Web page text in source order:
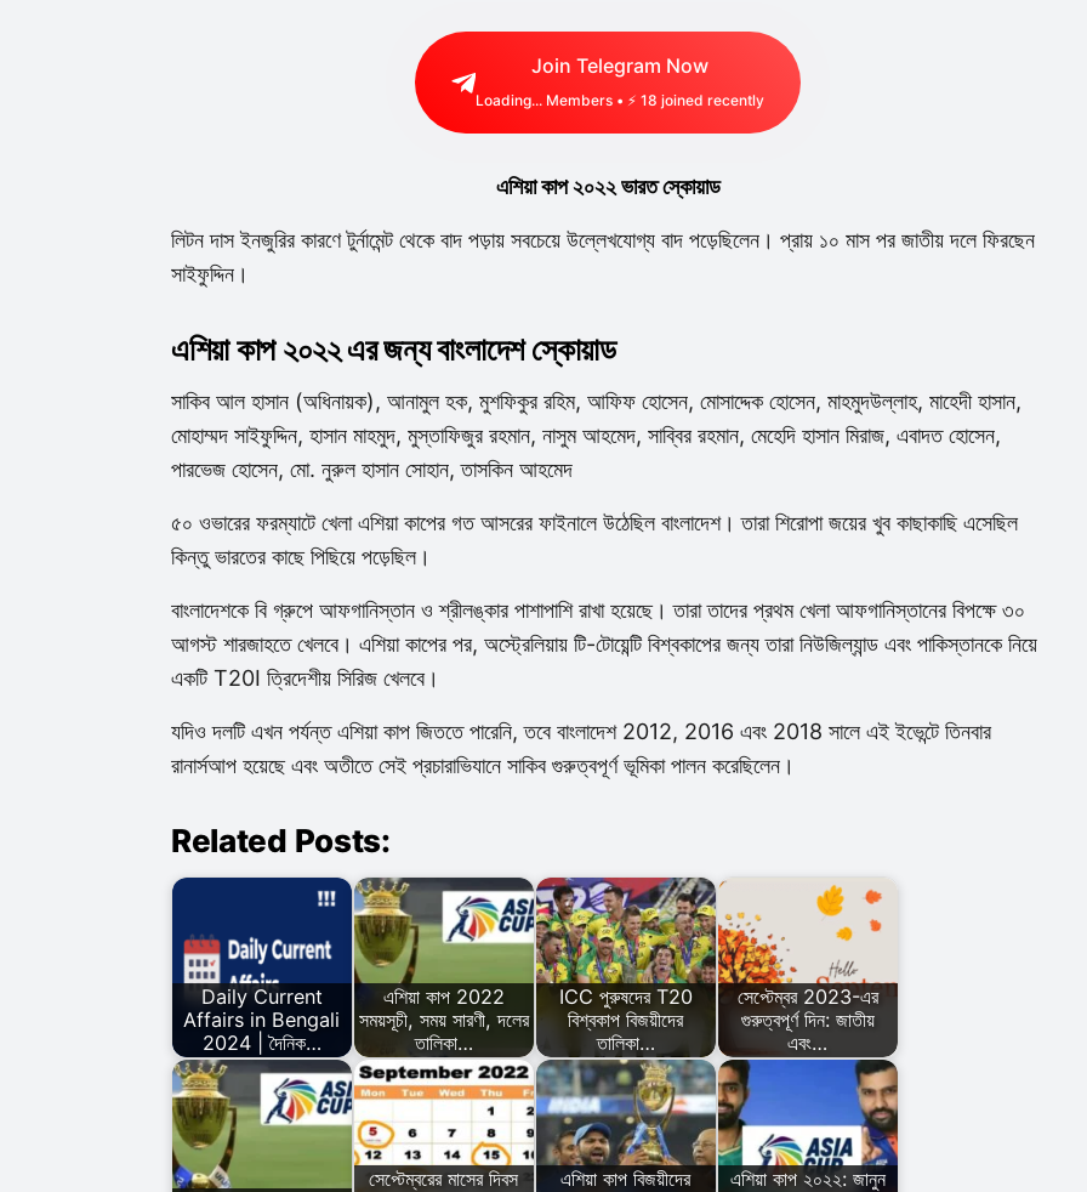
Join Telegram Now
Loading... Members • ⚡ 18 joined recently
এশিয়া কাপ ২০২২ ভারত স্কোয়াড
লিটন দাস ইনজুরির কারণে টুর্নামেন্ট থেকে বাদ পড়ায় সবচেয়ে উল্লেখযোগ্য বাদ পড়েছিলেন। প্রায় ১০ মাস পর জাতীয় দলে ফিরছেন
সাইফুদ্দিন।
এশিয়া কাপ ২০২২ এর জন্য বাংলাদেশ স্কোয়াড
সাকিব আল হাসান (অধিনায়ক), আনামুল হক, মুশফিকুর রহিম, আফিফ হোসেন, মোসাদ্দেক হোসেন, মাহমুদউল্লাহ, মাহেদী হাসান,
মোহাম্মদ সাইফুদ্দিন, হাসান মাহমুদ, মুস্তাফিজুর রহমান, নাসুম আহমেদ, সাব্বির রহমান, মেহেদি হাসান মিরাজ, এবাদত হোসেন,
পারভেজ হোসেন, মো. নুরুল হাসান সোহান, তাসকিন আহমেদ
৫০ ওভারের ফরম্যাটে খেলা এশিয়া কাপের গত আসরের ফাইনালে উঠেছিল বাংলাদেশ। তারা শিরোপা জয়ের খুব কাছাকাছি এসেছিল
কিন্তুভারতের কাছে পিছিয়ে পড়েছিল।
বাংলাদেশকে বি গ্রুপে আফগানিস্তান ও শ্রীলঙ্কার পাশাপাশি রাখা হয়েছে। তারা তাদের প্রথম খেলা আফগানিস্তানের বিপক্ষে ৩০
আগস্ট শারজাহতে খেলবে। এশিয়া কাপের পর, অস্ট্রেলিয়ায় টি-টোয়েন্টি বিশ্বকাপের জন্য তারা নিউজিল্যান্ড এবং পাকিস্তানকে নিয়ে
একটি T20I ত্রিদেশীয় সিরিজ খেলবে।
যদিও দলটি এখন পর্যন্ত এশিয়া কাপ জিততে পারেনি, তবে বাংলাদেশ 2012, 2016 এবং 2018 সালে এই ইভেন্টে তিনবার
রানার্সআপ হয়েছে এবং অতীতে সেই প্রচারাভিযানে সাকিব গুরুত্বপূর্ণ ভূমিকা পালন করেছিলেন।
Related Posts:
Daily Current
Affairs in Bengali
2024 | দৈনিক…
এশিয়া কাপ 2022
সময়সূচী, সময় সারণী, দলের
তালিকা…
ICC পুরুষদের T20
বিশ্বকাপ বিজয়ীদের
তালিকা…
সেপ্টেম্বর 2023-এর
গুরুত্বপূর্ণ দিন: জাতীয়
এবং…
সেপ্টেম্বরের মাসের দিবস
এশিয়া কাপ বিজয়ীদের
এশিয়া কাপ ২০২২: জানুন